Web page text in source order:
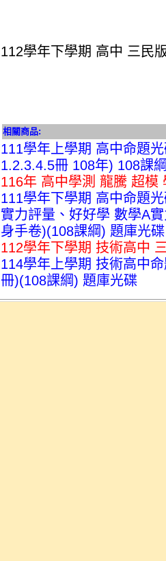
112學年下學期 高中 三民
相關商品:
111學年上學期 高中命題
1.2.3.4.5冊 108年) 108課
116年 高中學測 龍騰 超模
111學年下學期 高中命題
實力評量、好好學 數學A
身手卷)(108課綱) 題庫光碟
112學年下學期 技術高中
114學年上學期 技術高中
冊)(108課綱) 題庫光碟